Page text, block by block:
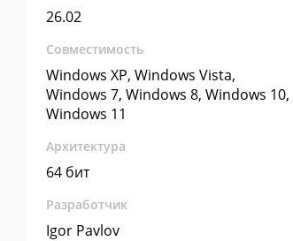
26.02
Совместимость
Windows XP, Windows Vista,
Windows 7, Windows 8, Windows 10,
Windows 11
Архитектура
64 бит
Разработчик
Igor Pavlov